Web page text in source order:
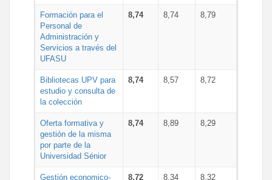
Formación para el
Personal de
Administración y
Servicios a través del
UFASU
8,74 8,74 8,79
Bibliotecas UPV para
estudio y consulta de
la colección
8,74 8,57 8,72
Oferta formativa y
gestión de la misma
por parte de la
Universidad Sénior
8,74 8,89 8,29
Gestión economico- 8,72 8,34 8,32